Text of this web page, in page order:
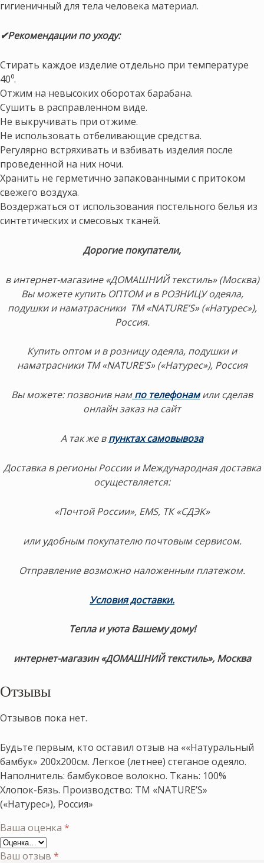
гигиеничный для тела человека материал.
✔Рекомендации по уходу:
Стирать каждое изделие отдельно при температуре
40⁰.
Отжим на невысоких оборотах барабана.
Сушить в расправленном виде.
Не выкручивать при отжиме.
Не использовать отбеливающие средства.
Регулярно встряхивать и взбивать изделия после
проведенной на них ночи.
Хранить не герметично запакованными с притоком
свежего воздуха.
Воздержаться от использования постельного белья из
синтетических и смесовых тканей.
Дорогие покупатели,
в интернет-магазине «ДОМАШНИЙ текстиль» (Москва)
Вы можете купить ОПТОМ и в РОЗНИЦУ одеяла,
подушки и наматрасники ТМ «NATURE’S» («Натурес»),
Россия.
Купить оптом и в розницу одеяла, подушки и
наматрасники ТМ «NATURE’S» («Натурес»), Россия
Вы можете:позвонив нам по телефонам или сделав
онлайн заказ на сайт
А так же в пунктах самовывоза
Доставка в регионы России и Международная доставка
осуществляется:
«Почтой России», EMS, ТК «СДЭК»
или удобным покупателю почтовым сервисом.
Отправление возможно наложенным платежом.
Условия доставки.
Тепла и уюта Вашему дому!
интернет-магазин «ДОМАШНИЙ текстиль», Москва
Отзывы
Отзывов пока нет.
Будьте первым, кто оставил отзыв на ««Натуральный
бамбук» 200х200см. Легкое (летнее) стеганое одеяло.
Наполнитель: бамбуковое волокно. Ткань: 100%
Хлопок-Бязь. Производство: ТМ «NATURE’S»
(«Натурес»), Россия»
Ваша оценка *
Ваш отзыв *